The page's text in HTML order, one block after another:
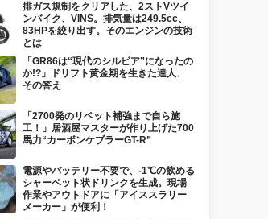
排ガス規制をクリアした、2ストVツイ
ンバイク、VINS。排気量は249.5cc、
83HPを絞り出す。そのエンジンの技術
とは
「GR86は“現代のシルビア”になったの
か!?」ドリフト黄金期を生きた達人、
その答え
「2700発のリベット補強まで自ら施
工！」居酒屋マスターが作り上げた700
馬力“カーボンケブラーGT-R”
電源やバッテリー不要で、-1℃の飲める
シャーベット状ドリンクを生成。現場
作業やアウトドアに「アイススラリー
メーカー」が便利！